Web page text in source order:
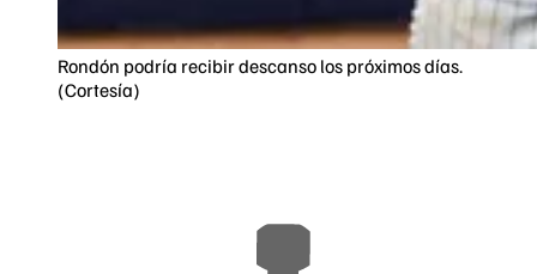
Rondón podría recibir descanso los próximos días.
(Cortesía)